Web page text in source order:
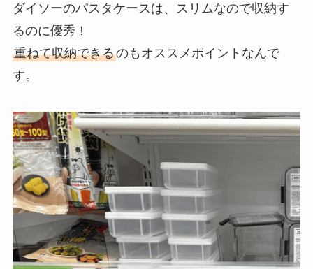
ダイソーのパスタケースは、スリムなので収納す
るのに優秀！
重ねて収納できるのもオススメポイントなんで
す。